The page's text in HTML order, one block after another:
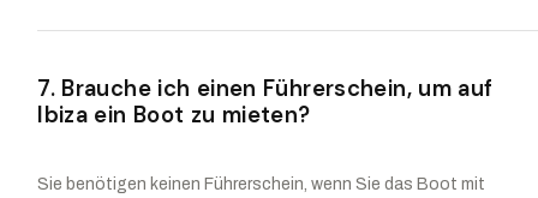
7. Brauche ich einen Führerschein, um auf
Ibiza ein Boot zu mieten?
Sie benötigen keinen Führerschein, wenn Sie das Boot mit